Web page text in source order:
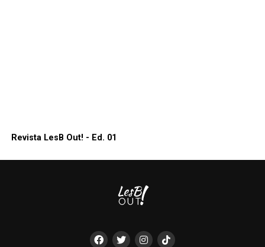
Revista LesB Out! - Ed. 01